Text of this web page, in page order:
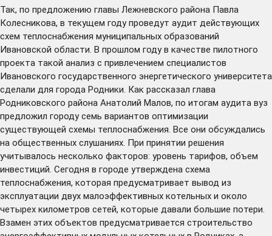
Так, по предложению главы Лежневского района Павла
Колесникова, в текущем году проведут аудит действующих
схем теплоснабжения муниципальных образований
Ивановской области. В прошлом году в качестве пилотного
проекта такой анализ с привлечением специалистов
Ивановского государственного энергетического университета
сделали для города Родники. Как рассказал глава
Родниковского района Анатолий Малов, по итогам аудита вуз
предложил городу семь вариантов оптимизации
существующей схемы теплоснабжения. Все они обсуждались
на общественных слушаниях. При принятии решения
учитывалось несколько факторов: уровень тарифов, объем
инвестиций. Сегодня в городе утверждена схема
теплоснабжения, которая предусматривает вывод из
эксплуатации двух малоэффективных котельных и около
четырех километров сетей, которые давали большие потери.
Взамен этих объектов предусматривается строительство